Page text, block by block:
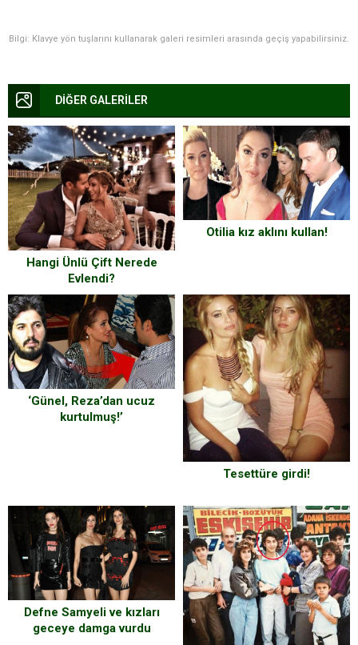
Bilgi: Klavye yön tuşlarını kullanarak galeri resimleri arasında geçiş yapabilirsiniz.
DİĞER GALERİLER
Hangi Ünlü Çift Nerede
Evlendi?
Otilia kız aklını kullan!
‘Günel, Reza’dan ucuz
kurtulmuş!’
Tesettüre girdi!
Defne Samyeli ve kızları
geceye damga vurdu